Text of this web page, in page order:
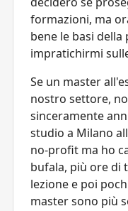
formazioni, ma
bene le basi
impratichirmi
Se un master
nostro settore,
sinceramente
studio a Milano
no-profit ma ho
bufala, più ore di
lezione e poi
master sono più